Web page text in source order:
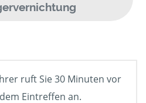
ruft Sie 30 Minuten vor
dem Eintreffen an.